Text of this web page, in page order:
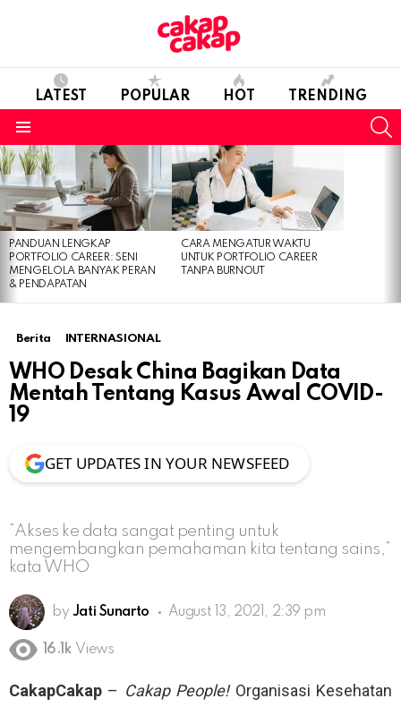
LATEST POPULAR HOT TRENDING
LATEST
STORIES
PANDUAN LENGKAP
PORTFOLIO CAREER: SENI
MENGELOLA BANYAK PERAN
& PENDAPATAN
CARA MENGATUR WAKTU
UNTUK PORTFOLIO CAREER
TANPA BURNOUT
Berita INTERNASIONAL
WHO Desak China Bagikan Data
Mentah Tentang Kasus Awal COVID-
19
GET UPDATES IN YOUR NEWSFEED
“Akses ke data sangat penting untuk
mengembangkan pemahaman kita tentang sains,”
kata WHO
by Jati Sunarto August 13, 2021, 2:39 pm
16.1k Views
CakapCakap – Cakap People!Organisasi Kesehatan